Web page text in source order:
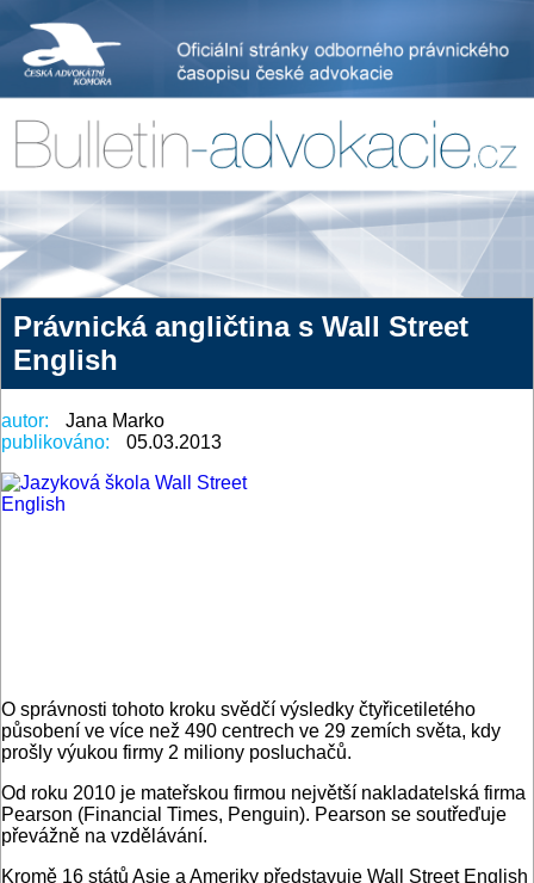
Právnická angličtina s Wall Street
English
autor:
Jana Marko
publikováno:
05.03.2013
O správnosti tohoto kroku svědčí výsledky čtyřicetiletého
působení ve více než 490 centrech ve 29 zemích světa, kdy
prošly výukou firmy 2 miliony posluchačů.
Od roku 2010 je mateřskou firmou největší nakladatelská firma
Pearson (Financial Times, Penguin). Pearson se soutřeďuje
převážně na vzdělávání.
Kromě 16 států Asie a Ameriky představuje Wall Street English